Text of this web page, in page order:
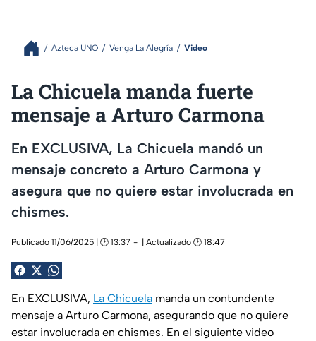
Azteca UNO Venga La Alegría Video
La Chicuela manda fuerte
mensaje a Arturo Carmona
En EXCLUSIVA, La Chicuela mandó un
mensaje concreto a Arturo Carmona y
asegura que no quiere estar involucrada en
chismes.
Publicado 11/06/2025 | 🕑 13:37 | Actualizado 🕑 18:47
En EXCLUSIVA, La Chicuela manda un contundente
mensaje a Arturo Carmona, asegurando que no quiere
estar involucrada en chismes. En el siguiente video